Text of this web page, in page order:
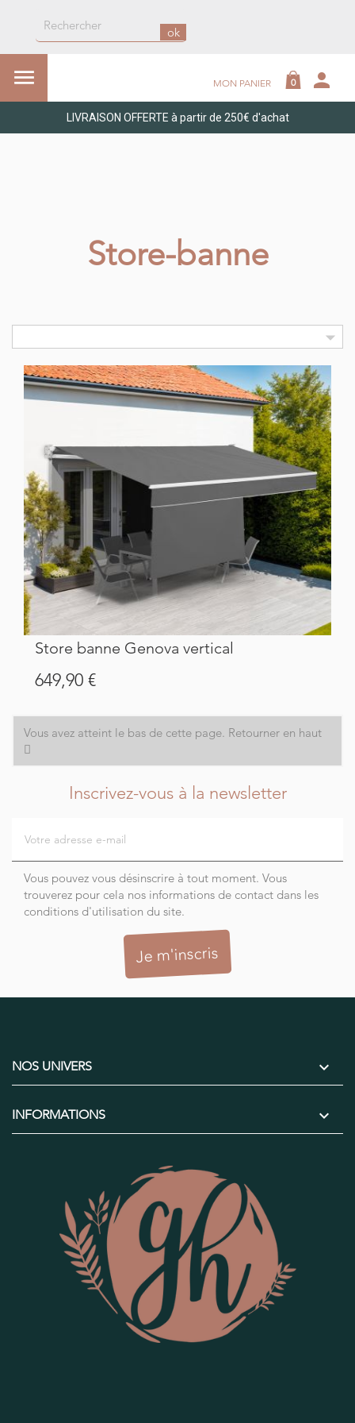
ok
 MON PANIER 0 person
LIVRAISON OFFERTE à partir de 250€ d'achat
Store-banne

Store banne Genova vertical
Prix
649,90 €
Vous avez atteint le bas de cette page. Retourner en haut
Inscrivez-vous à la newsletter
Vous pouvez vous désinscrire à tout moment. Vous
trouverez pour cela nos informations de contact dans les
conditions d'utilisation du site.
NOS UNIVERS 
INFORMATIONS 